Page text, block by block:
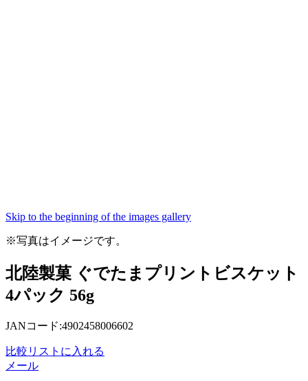
Skip to the beginning of the images gallery
※写真はイメージです。
北陸製菓 ぐでたまプリントビスケット
4パック 56g
JANコード:4902458006602
比較リストに入れる
メール